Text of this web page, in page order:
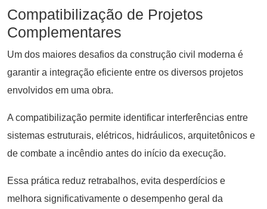
Compatibilização de Projetos
Complementares
Um dos maiores desafios da construção civil moderna é
garantir a integração eficiente entre os diversos projetos
envolvidos em uma obra.
A compatibilização permite identificar interferências entre
sistemas estruturais, elétricos, hidráulicos, arquitetônicos e
de combate a incêndio antes do início da execução.
Essa prática reduz retrabalhos, evita desperdícios e
melhora significativamente o desempenho geral da